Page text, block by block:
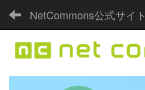
NetCommons公式サイト